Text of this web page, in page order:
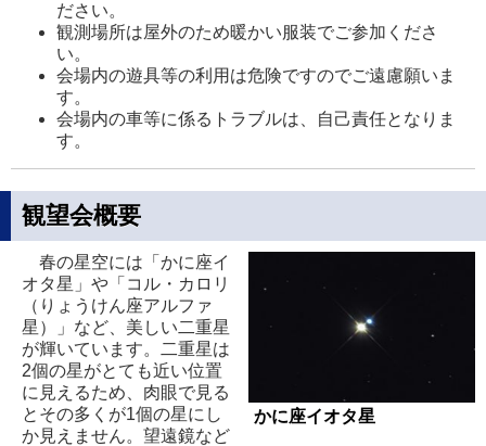
ださい。
観測場所は屋外のため暖かい服装でご参加くださ
い。
会場内の遊具等の利用は危険ですのでご遠慮願いま
す。
会場内の車等に係るトラブルは、自己責任となりま
す。
観望会概要
かに座イオタ星
春の星空には「かに座イ
オタ星」や「コル・カロリ
（りょうけん座アルファ
星）」など、美しい二重星
が輝いています。二重星は
2個の星がとても近い位置
に見えるため、肉眼で見る
とその多くが1個の星にし
か見えません。望遠鏡など